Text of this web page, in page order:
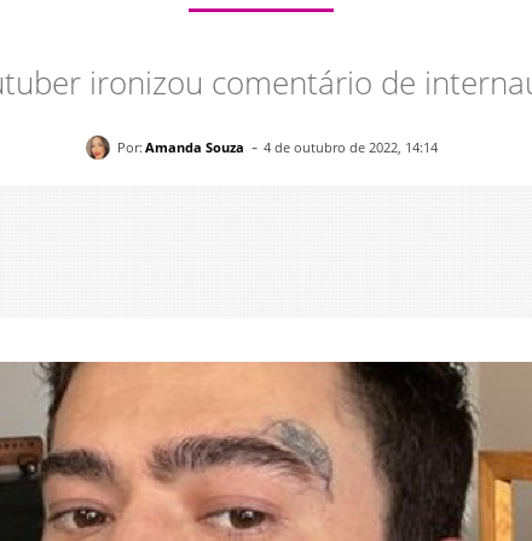
ironizou comentário de
Por: Amanda Souza - 4 de outubro de 2022, 14:14